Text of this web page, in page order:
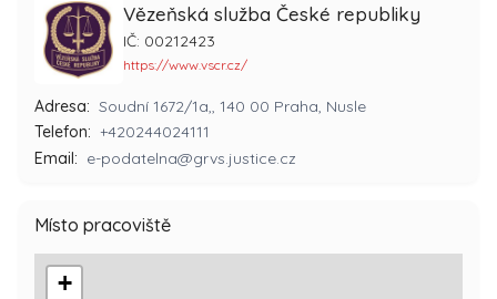
Vězeňská služba České republiky
IČ: 00212423
https://www.vscr.cz/
Adresa: Soudní 1672/1a,, 140 00 Praha, Nusle
Telefon: +420244024111
Email: e-podatelna@grvs.justice.cz
Místo pracoviště
+